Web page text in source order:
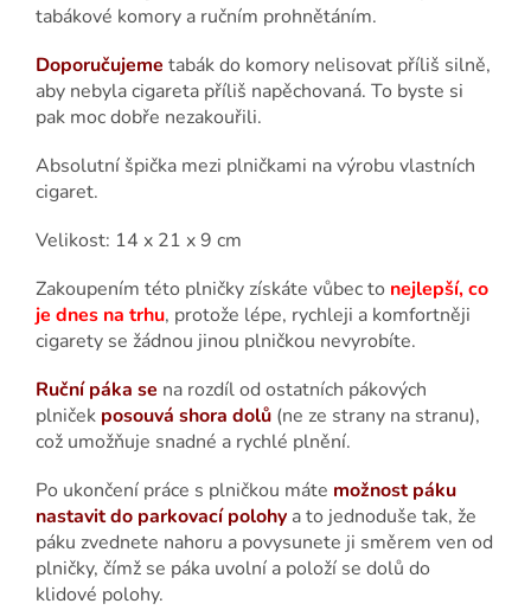
tabákové komory a ručním prohnětáním.
Doporučujeme tabák do komory nelisovat příliš silně,
aby nebyla cigareta příliš napěchovaná. To byste si
pak moc dobře nezakouřili.
Absolutní špička mezi plničkami na výrobu vlastních
cigaret.
Velikost: 14 x 21 x 9 cm
Zakoupením této plničky získáte vůbec to nejlepší, co
je dnes na trhu, protože lépe, rychleji a komfortněji
cigarety se žádnou jinou plničkou nevyrobíte.
Ruční páka se na rozdíl od ostatních pákových
plniček posouvá shora dolů (ne ze strany na stranu),
což umožňuje snadné a rychlé plnění.
Po ukončení práce s plničkou máte možnost páku
nastavit do parkovací polohy a to jednoduše tak, že
páku zvednete nahoru a povysunete ji směrem ven od
plničky, čímž se páka uvolní a položí se dolů do
klidové polohy.